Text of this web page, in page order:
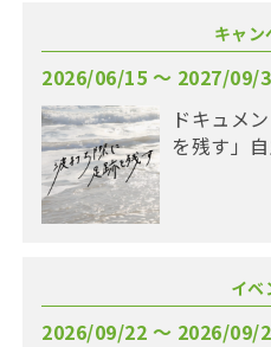
キャン
2026/06/15 〜 2027/09/
ドキュメ
を残す」
イベ
2026/09/22 〜 2026/09/